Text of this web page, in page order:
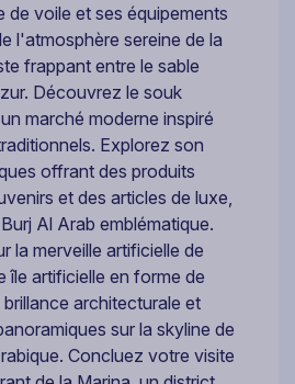
de voile et ses équipements
l'atmosphère sereine de la
frappant entre le sable
Découvrez le souk
marché moderne inspiré
Explorez son
offrant des produits
et des articles de luxe,
Al Arab emblématique.
la merveille artificielle de
île artificielle en forme de
architecturale et
sur la skyline de
Concluez votre visite